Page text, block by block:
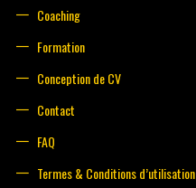
Coaching
Formation
Conception de CV
Contact
FAQ
Termes & Conditions d’utilisation